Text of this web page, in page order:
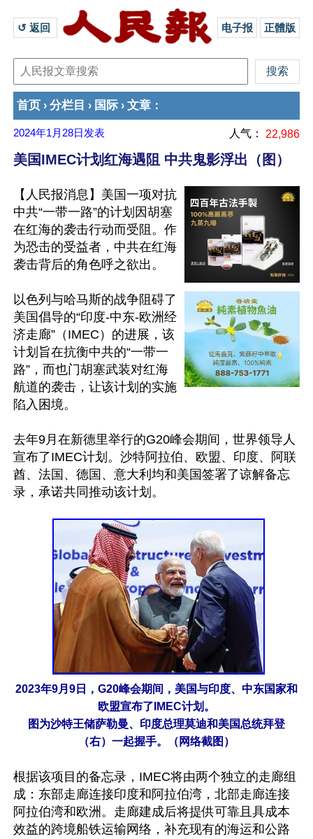
↺ 返回 电子报 正體版
首页 › 分栏目 › 国际 › 文章 ：
2024年1月28日 发表 人气： 22,986
美国IMEC计划红海遇阻 中共鬼影浮出（图）
【人民报消息】美国一项对抗
中共“一带一路”的计划因胡塞
在红海的袭击行动而受阻。作
为恐击的受益者，中共在红海
袭击背后的角色呼之欲出。
以色列与哈马斯的战争阻碍了
美国倡导的“印度-中东-欧洲经
济走廊”（IMEC）的进展，该
计划旨在抗衡中共的“一带一
路”，而也门胡塞武装对红海
航道的袭击，让该计划的实施
陷入困境。
去年9月在新德里举行的G20峰会期间，世界领导人
宣布了IMEC计划。沙特阿拉伯、欧盟、印度、阿联
酋、法国、德国、意大利均和美国签署了谅解备忘
录，承诺共同推动该计划。
2023年9月9日，G20峰会期间，美国与印度、中东国家和
欧盟宣布了IMEC计划。
图为沙特王储萨勒曼、印度总理莫迪和美国总统拜登
（右）一起握手。（网络截图）
根据该项目的备忘录，IMEC将由两个独立的走廊组
成：东部走廊连接印度和阿拉伯湾，北部走廊连接
阿拉伯湾和欧洲。走廊建成后将提供可靠且具成本
效益的跨境船铁运输网络，补充现有的海运和公路